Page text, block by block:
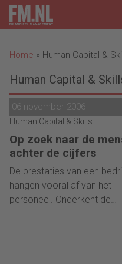
Home » Human Capital &
Human Capital &
06 november 2006
Human Capital & Skills
Op zoek naar de
achter de cijfers
De prestaties van een
hangen vooral af van het
personeel. Onderkent de